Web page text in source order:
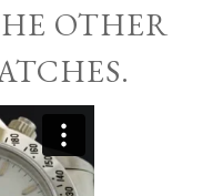
OTHER